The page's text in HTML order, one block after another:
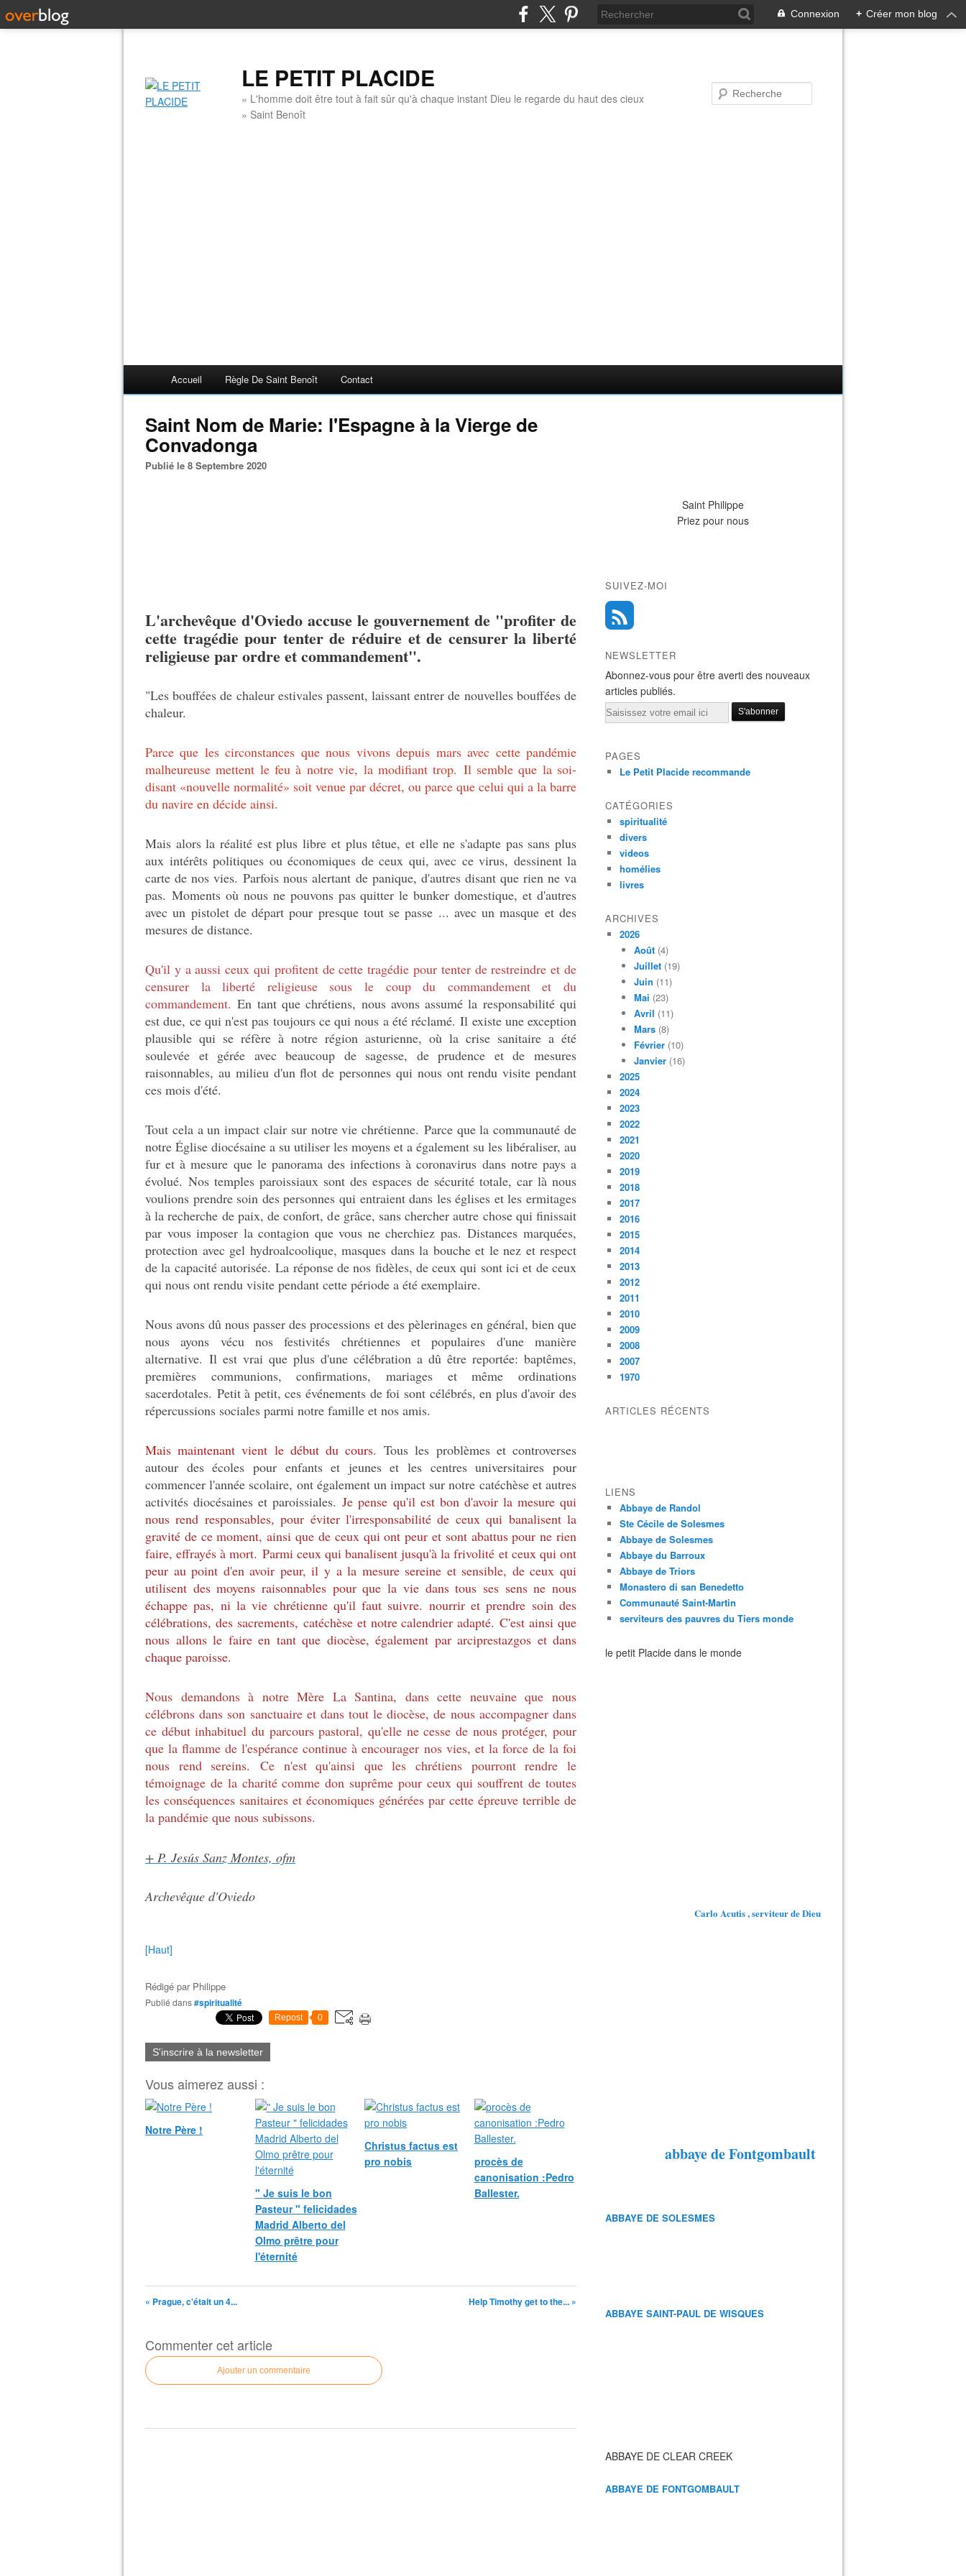
Connexion + Créer mon blog
LE PETIT PLACIDE
« L'homme doit être tout à fait sûr qu'à chaque instant Dieu le regarde du haut des cieux
» Saint Benoît
Accueil Règle De Saint Benoît Contact
Saint Nom de Marie: l'Espagne à la Vierge de
Convadonga
Publié le 8 Septembre 2020
L'archevêque d'Oviedo accuse le gouvernement de "profiter de
cette tragédie pour tenter de réduire et de censurer la liberté
religieuse par ordre et commandement".
"Les bouffées de chaleur estivales passent, laissant entrer de nouvelles bouffées de
chaleur.
Parce que les circonstances que nous vivons depuis mars avec cette pandémie
malheureuse mettent le feu à notre vie, la modifiant trop. Il semble que la soi-
disant «nouvelle normalité» soit venue par décret, ou parce que celui qui a la barre
du navire en décide ainsi.
Mais alors la réalité est plus libre et plus têtue, et elle ne s'adapte pas sans plus
aux intérêts politiques ou économiques de ceux qui, avec ce virus, dessinent la
carte de nos vies.Parfois nous alertant de panique, d'autres disant que rien ne va
pas. Moments où nous ne pouvons pas quitter le bunker domestique, et d'autres
avec un pistolet de départ pour presque tout se passe ... avec un masque et des
mesures de distance.
Qu'il y a aussi ceux qui profitent de cette tragédie pour tenter de restreindre et de
censurer la liberté religieuse sous le coup du commandement et du
commandement.En tant que chrétiens, nous avons assumé la responsabilité qui
est due, ce qui n'est pas toujours ce qui nous a été réclamé.Il existe une exception
plausible qui se réfère à notre région asturienne, où la crise sanitaire a été
soulevée et gérée avec beaucoup de sagesse, de prudence et de mesures
raisonnables, au milieu d'un flot de personnes qui nous ont rendu visite pendant
ces mois d'été.
Tout cela a un impact clair sur notre vie chrétienne. Parce que la communauté de
notre Église diocésaine a su utiliser les moyens et a également su les libéraliser, au
fur et à mesure que le panorama des infections à coronavirus dans notre pays a
évolué. Nos temples paroissiaux sont des espaces de sécurité totale, car là nous
voulions prendre soin des personnes qui entraient dans les églises et les ermitages
à la recherche de paix, de confort, de grâce, sans chercher autre chose qui finissait
par vous imposer la contagion que vous ne cherchiez pas.Distances marquées,
protection avec gel hydroalcoolique, masques dans la bouche et le nez et respect
de la capacité autorisée.La réponse de nos fidèles, de ceux qui sont ici et de ceux
qui nous ont rendu visite pendant cette période a été exemplaire.
Nous avons dû nous passer des processions et des pèlerinages en général, bien que
nous ayons vécu nos festivités chrétiennes et populaires d'une manière
alternative. Il est vrai que plus d'une célébration a dû être reportée: baptêmes,
premières communions, confirmations, mariages et même ordinations
sacerdotales. Petit à petit, ces événements de foi sont célébrés, en plus d'avoir des
répercussions sociales parmi notre famille et nos amis.
Mais maintenant vient le début du cours. Tous les problèmes et controverses
autour des écoles pour enfants et jeunes et les centres universitaires pour
commencer l'année scolaire, ont également un impact sur notre catéchèse et autres
activités diocésaines et paroissiales.Je pense qu'il est bon d'avoir la mesure qui
nous rend responsables, pour éviter l'irresponsabilité de ceux qui banalisent la
gravité de ce moment, ainsi que de ceux qui ont peur et sont abattus pour ne rien
faire, effrayés à mort. Parmi ceux qui banalisent jusqu'à la frivolité et ceux qui ont
peur au point d'en avoir peur, il y a la mesure sereine et sensible, de ceux qui
utilisent des moyens raisonnables pour que la vie dans tous ses sens ne nous
échappe pas, ni la vie chrétienne qu'il faut suivre. nourrir et prendre soin des
célébrations, des sacrements, catéchèse et notre calendrier adapté.C'est ainsi que
nous allons le faire en tant que diocèse, également par arciprestazgos et dans
chaque paroisse.
Nous demandons à notre Mère La Santina, dans cette neuvaine que nous
célébrons dans son sanctuaire et dans tout le diocèse, de nous accompagner dans
ce début inhabituel du parcours pastoral, qu'elle ne cesse de nous protéger, pour
que la flamme de l'espérance continue à encourager nos vies, et la force de la foi
nous rend sereins. Ce n'est qu'ainsi que les chrétiens pourront rendre le
témoignage de la charité comme don suprême pour ceux qui souffrent de toutes
les conséquences sanitaires et économiques générées par cette épreuve terrible de
la pandémie que nous subissons.
+ P. Jesús Sanz Montes, ofm
Archevêque d'Oviedo
[Haut]
Rédigé par Philippe
Publié dans#spiritualité
Repost 0
S'inscrire à la newsletter
Vous aimerez aussi :
Notre Père !
" Je suis le bon
Pasteur " felicidades
Madrid Alberto del
Olmo prêtre pour
l'éternité
Christus factus est
pro nobis
procès de
canonisation :Pedro
Ballester.
« Prague, c'était un 4... Help Timothy get to the... »
Commenter cet article
Ajouter un commentaire
Saint Philippe
Priez pour nous
SUIVEZ-MOI
NEWSLETTER
Abonnez-vous pour être averti des nouveaux
articles publiés.
Email
PAGES
Le Petit Placide recommande
CATÉGORIES
spiritualité
divers
videos
homélies
livres
ARCHIVES
2026
Août (4)
Juillet (19)
Juin (11)
Mai (23)
Avril (11)
Mars (8)
Février (10)
Janvier (16)
2025
2024
2023
2022
2021
2020
2019
2018
2017
2016
2015
2014
2013
2012
2011
2010
2009
2008
2007
1970
ARTICLES RÉCENTS
LIENS
Abbaye de Randol
Ste Cécile de Solesmes
Abbaye de Solesmes
Abbaye du Barroux
Abbaye de Triors
Monastero di san Benedetto
Communauté Saint-Martin
serviteurs des pauvres du Tiers monde
le petit Placide dans le monde
Carlo Acutis , serviteur de Dieu
abbaye de Fontgombault
ABBAYE DE SOLESMES
ABBAYE SAINT-PAUL DE WISQUES
ABBAYE DE CLEAR CREEK
ABBAYE DE FONTGOMBAULT